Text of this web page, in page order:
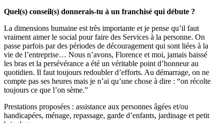
Quel(s) conseil(s) donnerais-tu à un franchisé qui débute ?
La dimensions humaine est très importante et je pense qu’il faut
vraiment aimer le social pour faire des Services à la personne. On
passe parfois par des périodes de découragement qui sont liées à la
vie de l’entreprise… Nous n’avons, Florence et moi, jamais baissé
les bras et la persévérance a été un véritable point d’honneur au
quotidien. Il faut toujours redoubler d’efforts. Au démarrage, on ne
compte pas ses heures mais je n’ai qu’une chose à dire : “on récolte
toujours ce que l’on sème.”
Prestations proposées : assistance aux personnes âgées et/ou
handicapées, ménage, repassage, garde d’enfants, jardinage et petit